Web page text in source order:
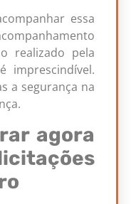
essa
realizado pela
imprescindível.
a segurança na
agora